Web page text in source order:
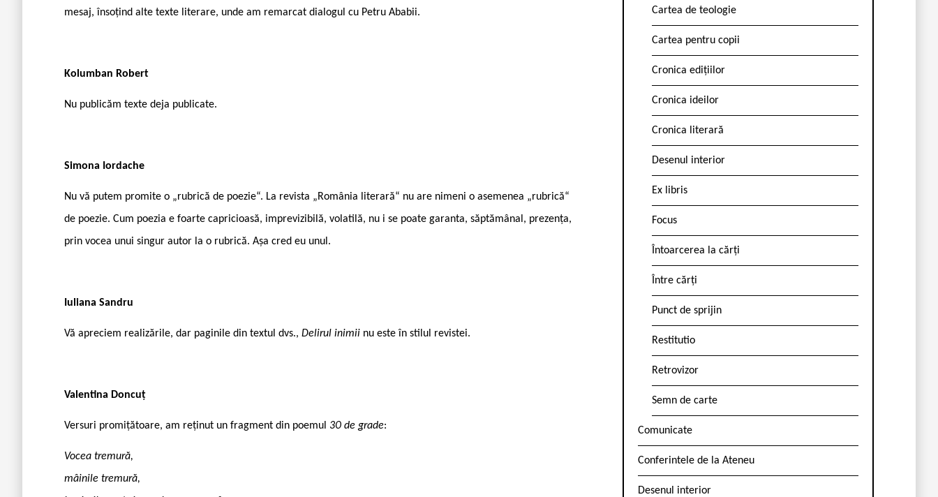
mesaj, însoțind alte texte literare, unde am remarcat dialogul cu Petru Ababii.
Kolumban Robert
Nu publicăm texte deja publicate.
Simona Iordache
Nu vă putem promite o „rubrică de poezie“. La revista „România literară“ nu are nimeni o asemenea „rubrică“
de poezie. Cum poezia e foarte capricioasă, imprevizibilă, volatilă, nu i se poate garanta, săptămânal, prezența,
prin vocea unui singur autor la o rubrică. Așa cred eu unul.
Iuliana Sandru
Vă apreciem realizările, dar paginile din textul dvs., Delirul inimii nu este în stilul revistei.
Valentina Doncuț
Versuri promițătoare, am reținut un fragment din poemul 30 de grade:
Vocea tremură,
mâinile tremură,
Cartea de teologie
Cartea pentru copii
Cronica edițiilor
Cronica ideilor
Cronica literară
Desenul interior
Ex libris
Focus
Întoarcerea la cărți
Între cărți
Punct de sprijin
Restitutio
Retrovizor
Semn de carte
Comunicate
Conferintele de la Ateneu
Desenul interior